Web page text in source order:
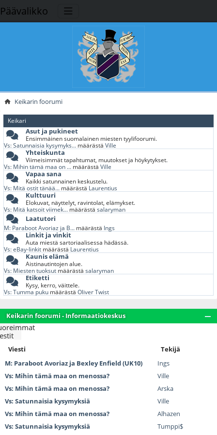
Päävalikko
Keikarin foorumi
Keikari
Asut ja pukineet
Ensimmäinen suomalainen miesten tyylifoorumi.
Vs: Satunnaisia kysymyks... määrästäVille
Yhteiskunta
Viimeisimmät tapahtumat, muutokset ja höykytykset.
Vs: Mihin tämä maa on ... määrästäVille
Vapaa sana
Kaikki satunnainen keskustelu.
Vs: Mitä ostit tänää... määrästä Laurentius
Kulttuuri
Elokuvat, näyttelyt, ravintolat, elämykset.
Vs: Mitä katsoit viimek... määrästäsalaryman
Laatutori
M: Paraboot Avoriaz ja B... määrästä Ings
Linkit ja vinkit
Auta miestä sartoriaalisessa hädässä.
Vs: eBay-linkit määrästä Laurentius
Kaunis elämä
Aistinautintojen alue.
Vs: Miesten tuoksut määrästäsalaryman
Etiketti
Kysy, kerro, väittele.
Vs: Tumma puku määrästäOliver Twist
Keikarin foorumi - Informaatiokeskus
Viesti
Tekijä
M: Paraboot Avoriaz ja Bexley Enfield (UK10)
Ings
Vs: Mihin tämä maa on menossa?
Ville
Vs: Mihin tämä maa on menossa?
Arska
Vs: Satunnaisia kysymyksiä
Ville
Vs: Mihin tämä maa on menossa?
Alhazen
Vs: Satunnaisia kysymyksiä
Tumppi$